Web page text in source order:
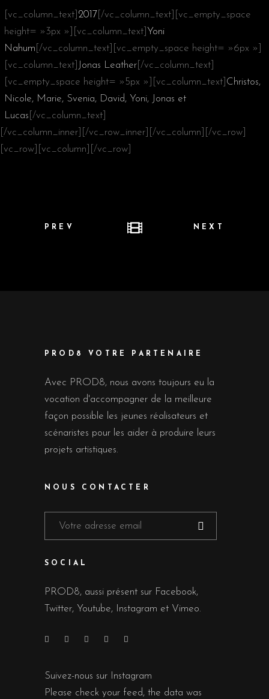
[vc_column_text] 2017 [/vc_column_text][vc_empty_space
height= »3px »][vc_column_text] Yoni
Nahum [/vc_column_text][vc_empty_space height= »6px »]
[vc_column_text]
Jonas Leather [/vc_column_text]
[vc_empty_space height= »5px »][vc_column_text] Christos,
Nicole, Marie, Svenia, David, Yoni, Jonas et
Lucas [/vc_column_text]
[/vc_column_inner][/vc_row_inner][/vc_column][/vc_row]
[vc_row][vc_column][/vc_row]
PREV NEXT
PROD8 VOTRE PARTENAIRE
Avec PROD8, nous avons toujours eu la
vocation d'accompagner de la meilleure
façon possible les jeunes réalisateurs et
scénaristes pour les aider à produire leurs
projets artistiques.
NOUS CONTACTER
SOCIAL
PROD8, aussi présent sur Facebook,
Twitter, Youtube, Instagram et Vimeo.
Suivez-nous sur Instagram
Please check your feed, the data was